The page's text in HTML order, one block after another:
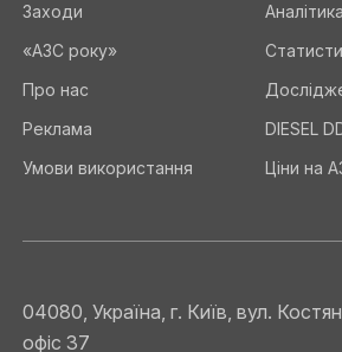
Заходи
«АЗС року»
Про нас
Реклама
Умови використання
Аналітика
DIESEL
Ціни на
04080, Україна, г. Київ, вул.
офіс 37